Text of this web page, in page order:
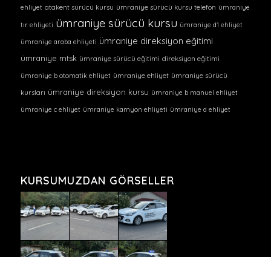
ehliyet atakent sürücü kursu ümraniye sürücü kursu telefon ümraniye
tır ehliyeti ümraniye sürücü kursu ümraniye d1 ehliyet
ümraniye araba ehliyeti ümraniye direksiyon eğitimi
ümraniye mtsk ümraniye sürücü eğitimi direksiyon eğitimi
ümraniye b otomatik ehliyet ümraniye ehliyet ümraniye sürücü
kursları ümraniye direksiyon kursu ümraniye b manuel ehliyet
ümraniye c ehliyet ümraniye kamyon ehliyeti ümraniye a ehliyet
KURSUMUZDAN GÖRSELLER